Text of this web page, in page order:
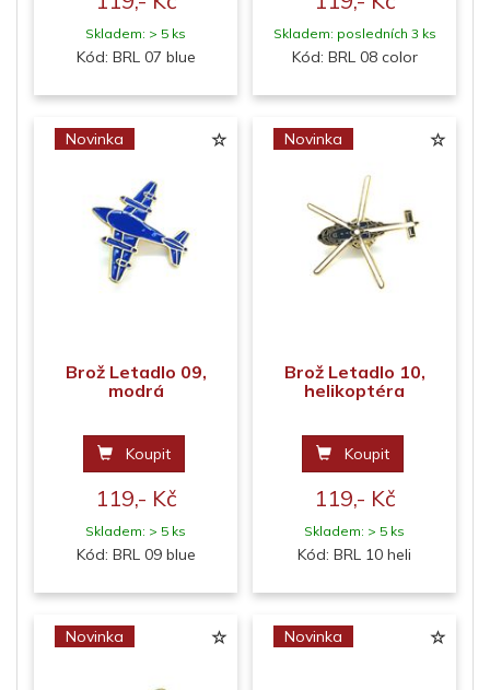
Skladem: > 5 ks
Kód: BRL 07 blue
Skladem: posledních 3 ks
Kód: BRL 08 color
Novinka
Brož Letadlo 09,
modrá
Koupit
119,- Kč
Skladem: > 5 ks
Kód: BRL 09 blue
Novinka
Brož Letadlo 10,
helikoptéra
Koupit
119,- Kč
Skladem: > 5 ks
Kód: BRL 10 heli
Novinka Novinka